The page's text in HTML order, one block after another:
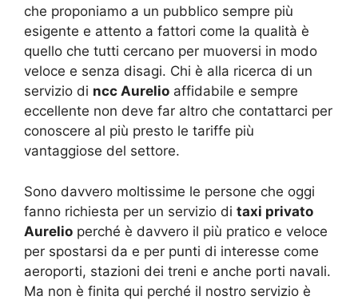
che proponiamo a un pubblico sempre più
esigente e attento a fattori come la qualità è
quello che tutti cercano per muoversi in modo
veloce e senza disagi. Chi è alla ricerca di un
servizio di ncc Aurelio affidabile e sempre
eccellente non deve far altro che contattarci per
conoscere al più presto le tariffe più
vantaggiose del settore.
Sono davvero moltissime le persone che oggi
fanno richiesta per un servizio di taxi privato
Aurelio perché è davvero il più pratico e veloce
per spostarsi da e per punti di interesse come
aeroporti, stazioni dei treni e anche porti navali.
Ma non è finita qui perché il nostro servizio è